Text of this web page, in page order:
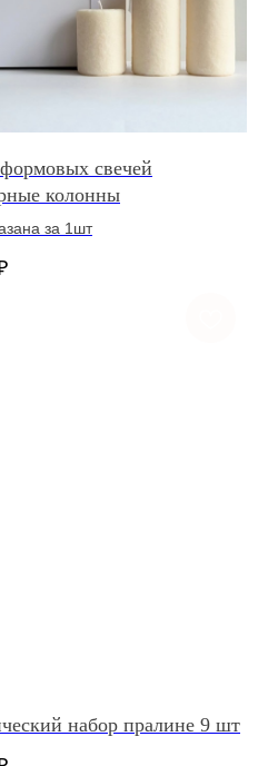
свечей
колонны
за 1шт
набор пралине 9 шт